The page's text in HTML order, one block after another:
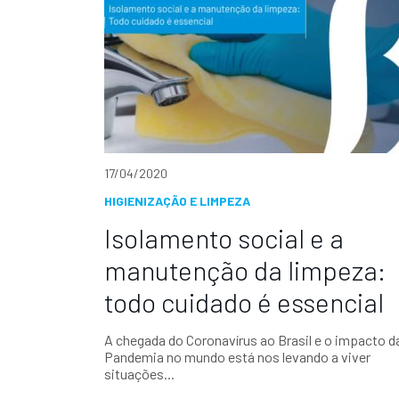
17/04/2020
HIGIENIZAÇÃO E LIMPEZA
Isolamento social e a
manutenção da limpeza:
todo cuidado é essencial
A chegada do Coronavírus ao Brasil e o impacto
Pandemia no mundo está nos levando a viver
situações...